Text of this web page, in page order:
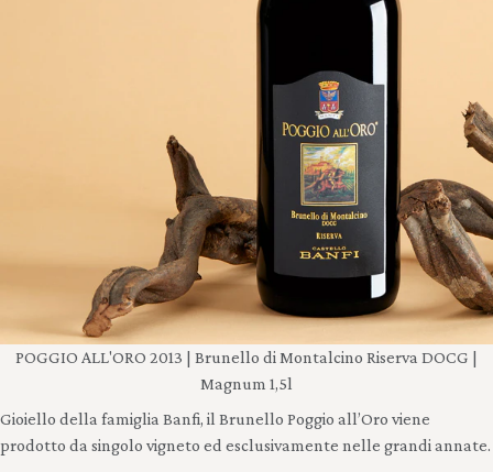
POGGIO ALL'ORO 2013 | Brunello di Montalcino Riserva DOCG |
Magnum 1,5l
Gioiello della famiglia Banfi, il Brunello Poggio all’Oro viene
prodotto da singolo vigneto ed esclusivamente nelle grandi annate.